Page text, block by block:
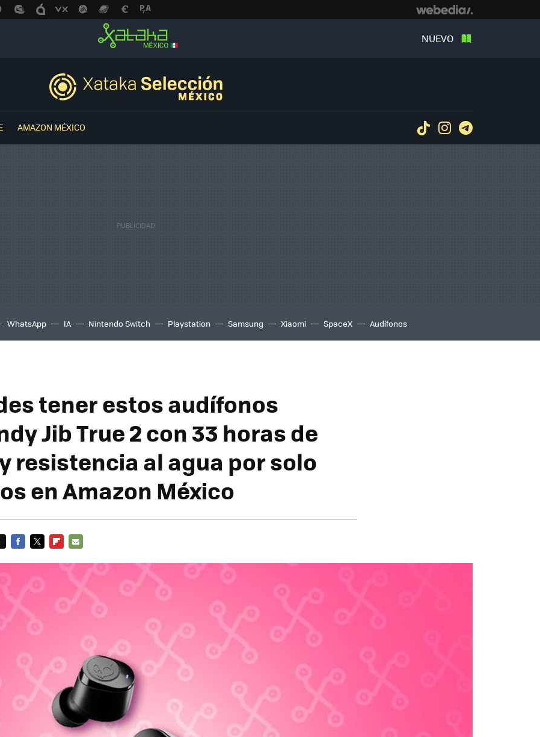
NUEVO
AMAZON MÉXICO TiktokInstagram
WhatsApp IA Nintendo Switch Playstation Samsung Xiaomi SpaceX Audífonos
tener estos audífonos
Jib True 2 con 33 horas de
resistencia al agua por solo
en Amazon México
MAIL